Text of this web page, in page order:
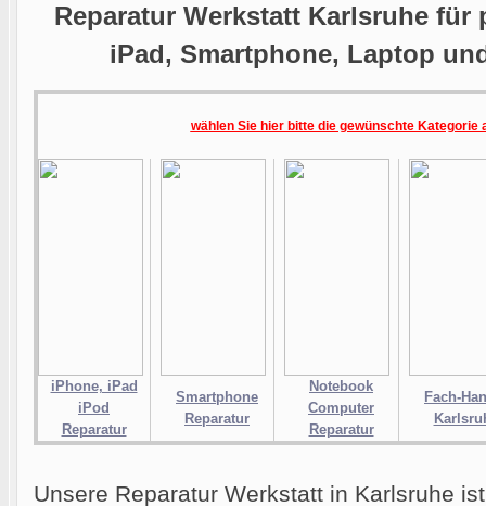
Reparatur Werkstatt Karlsruhe
iPad, Smartphone, Laptop
wählen Sie hier bitte die gewünschte Kategorie
iPhone, iPad
iPod
Reparatur
Smartphone
Reparatur
Notebook
Computer
Reparatur
Fach-
Unsere Reparatur Werkstatt in Karlsruhe